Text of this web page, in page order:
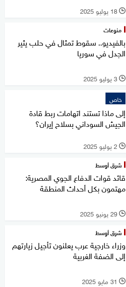
l 18 يوليو 2025
منوعات
بالفيديو.. سقوط تمثال في حلب يثير
الجدل في سوريا
l 3 يوليو 2025
خاص
إلى ماذا تستند اتهامات ربط قادة
الجيش السوداني بسلاح إيران؟
l 2 يوليو 2025
شرق أوسط
قائد قوات الدفاع الجوي المصرية:
مهتمون بكل أحداث المنطقة
l 29 يونيو 2025
شرق أوسط
وزراء خارجية عرب يعلنون تأجيل زيارتهم
إلى الضفة الغربية
l 31 مايو 2025